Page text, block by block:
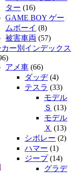
ター (16)
GAME BOY ゲー
ムボーイ (8)
被害車両 (57)
カー別インデックス
アメ車 (66)
ダッヂ(4)
テスラ (33)
モデル
Ｓ (13)
モデル
Ｘ (13)
シボレー (2)
ハマー (1)
ジープ(14)
グラデ